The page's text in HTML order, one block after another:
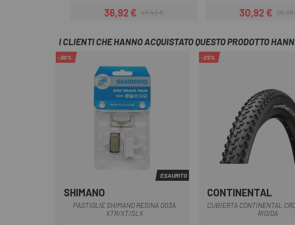
Prezzo
36,92 €Prezzo base
43,43 €
Prezzo
30,92 €Prezzo
I CLIENTI CHE HANNO ACQUISTATO QUESTO PRODOTTO
-30%
ESAURITO
SHIMANO
PASTIGLIE SHIMANO RESINA G03A
XTR/XT/SLX
Nero
-25%
CONTINENTAL
CUBIERTA CONTINENTAL
RIGIDA